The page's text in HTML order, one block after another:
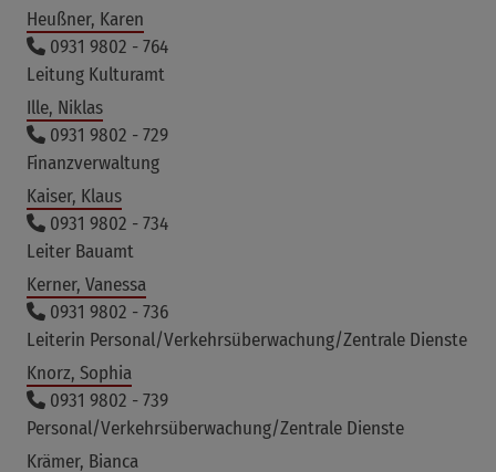
Heußner, Karen
0931 9802 - 764
Leitung Kulturamt
Ille, Niklas
0931 9802 - 729
Finanzverwaltung
Kaiser, Klaus
0931 9802 - 734
Leiter Bauamt
Kerner, Vanessa
0931 9802 - 736
Leiterin Personal/Verkehrsüberwachung/Zentrale Dienste
Knorz, Sophia
0931 9802 - 739
Personal/Verkehrsüberwachung/Zentrale Dienste
Krämer, Bianca